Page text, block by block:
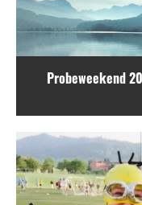
Probeweekend